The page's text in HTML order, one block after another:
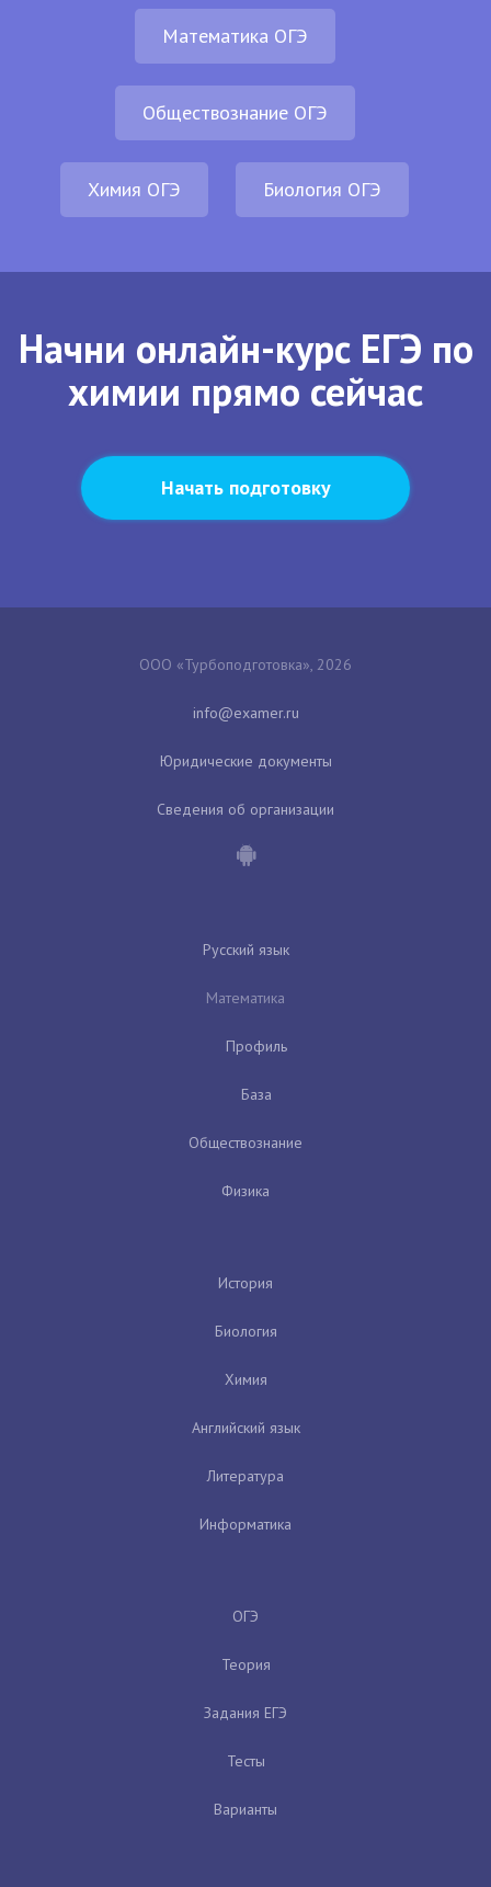
Математика ОГЭ
Обществознание ОГЭ
Химия ОГЭ Биология ОГЭ
Начни онлайн-курс ЕГЭ по
химии прямо сейчас
Начать подготовку
ООО «Турбоподготовка», 2026
Юридические документы
Сведения об организации
Русский язык
Математика
Профиль
База
Обществознание
Физика
История
Биология
Химия
Английский язык
Литература
Информатика
ОГЭ
Теория
Задания ЕГЭ
Тесты
Варианты